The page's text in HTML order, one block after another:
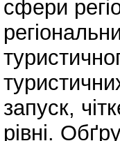
сфери
запуск,
рівні.